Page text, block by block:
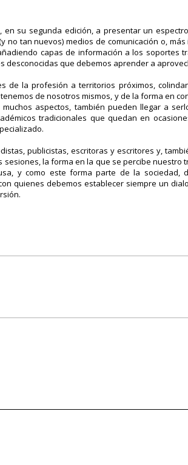
en su segunda edición, a presentar un
no tan nuevos) medios de comunicación o,
capas de información a los soportes
desconocidas que debemos aprender a
de la profesión a territorios próximos,
de nosotros mismos, y de la forma en
aspectos, también pueden llegar a
tradicionales que quedan en
publicistas, escritoras y escritores y,
la forma en la que se percibe nuestro
y como este forma parte de la sociedad,
quienes debemos establecer siempre un